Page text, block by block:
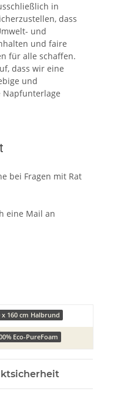
in
dass
und
und faire
für alle schaffen.
dass wir eine
und
bei Fragen mit Rat
eine Mail an
x 160 cm Halbrund
Eco-PureFoam